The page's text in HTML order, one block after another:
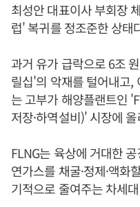
최성안 대표이사 부회장
럽' 복귀를 정조준한 상태
과거 유가 급락으로 6조
릴십'의 악재를 털어내고,
는 고부가 해양플랜트인
저장·하역설비)' 시장에
FLNG는 육상에 거대한
연가스를 채굴·정제·액화
기적으로 줄여주는 차세